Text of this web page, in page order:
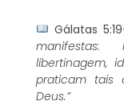
Gálatas
manifestas:
libertinagem,
praticam tais
Deus.”